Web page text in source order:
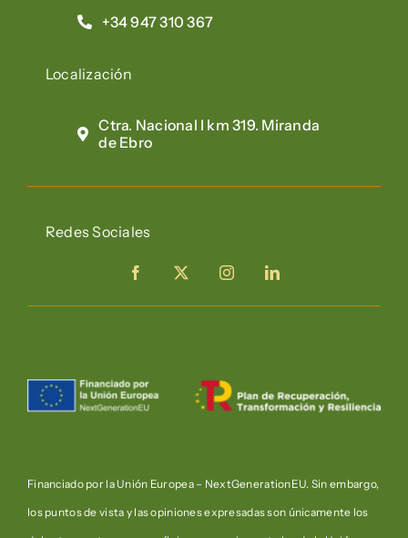
+34 947 310 367
Localización
Ctra. Nacional I km 319. Miranda
de Ebro
Redes Sociales
Financiado por la Unión Europea – NextGenerationEU. Sin embargo,
los puntos de vista y las opiniones expresadas son únicamente los